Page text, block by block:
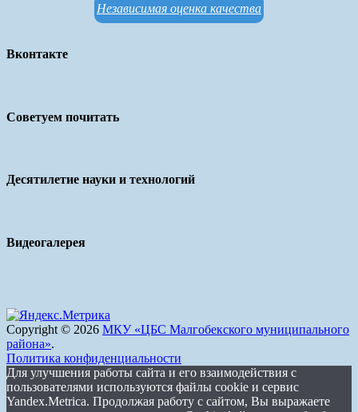
Независимая оценка качества
Вконтакте
Советуем почитать
Десятилетие науки и технологий
Видеогалерея
Copyright © 2026 МКУ «ЦБС Малгобекского муниципального
района».
Политика конфиденциальности
Для улучшения работы сайта и его взаимодействия с
пользователями используются файлы cookie и сервис
Yandex.Metrica. Продолжая работу с сайтом, Вы выражаете